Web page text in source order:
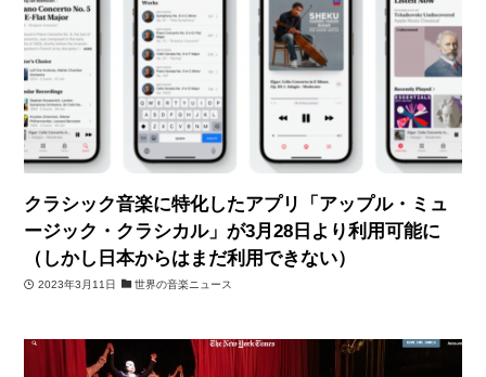
クラシック音楽に特化したアプリ「アップル・ミュ
ージック・クラシカル」が3月28日より利用可能に
（しかし日本からはまだ利用できない）
2023年3月11日 世界の音楽ニュース